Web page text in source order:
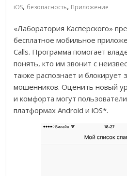
iOS, безопасность, Приложение
«Лаборатория Касперского»
бесплатное мобильное
Calls. Программа помогает
понять, кто им звонит с
также распознает и блокирует
мошенников. Оценить новый
и комфорта могут
платформах Android и iOS*.